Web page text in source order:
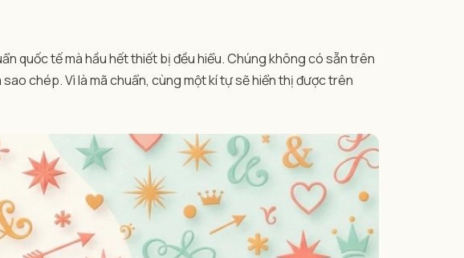
quốc tế mà hầu hết thiết bị đều hiểu. Chúng không có sẵn trên
chép. Vì là mã chuẩn, cùng một kí tự sẽ hiển thị được trên